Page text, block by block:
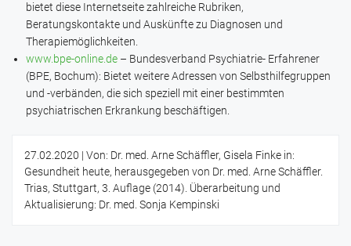
bietet diese Internetseite zahlreiche Rubriken,
Beratungskontakte und Auskünfte zu Diagnosen und
Therapiemöglichkeiten.
www.bpe-online.de– Bundesverband Psychiatrie- Erfahrener
(BPE, Bochum): Bietet weitere Adressen von Selbsthilfegruppen
und -verbänden, die sich speziell mit einer bestimmten
psychiatrischen Erkrankung beschäftigen.
27.02.2020 | Von: Dr. med. Arne Schäffler, Gisela Finke in:
Gesundheit heute, herausgegeben von Dr. med. Arne Schäffler.
Trias, Stuttgart, 3. Auflage (2014). Überarbeitung und
Aktualisierung: Dr. med. Sonja Kempinski